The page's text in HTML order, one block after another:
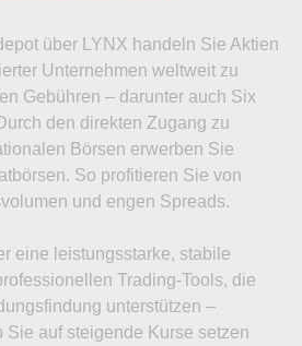
über LYNX handeln Sie Aktien
Unternehmen weltweit zu
Gebühren – darunter auch Six
den direkten Zugang zu
Börsen erwerben Sie
So profitieren Sie von
und engen Spreads.
eine leistungsstarke, stabile
Trading-Tools, die
unterstützen –
Sie auf steigende Kurse setzen